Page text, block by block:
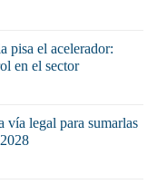
pisa el acelerador:
en el sector
vía legal para sumarlas